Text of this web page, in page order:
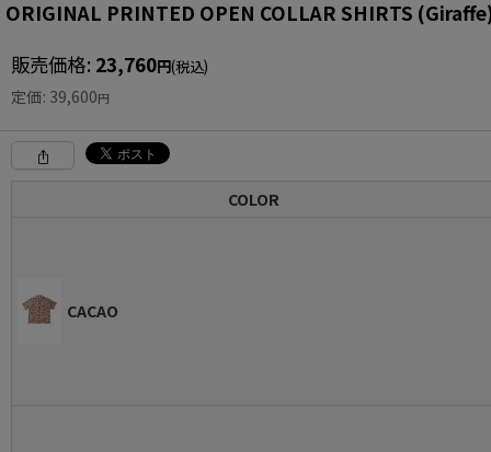
ORIGINAL PRINTED OPEN COLLAR SHIRTS
販売価格: 23,760円(税込)
定価: 39,600円
COLOR
CACAO